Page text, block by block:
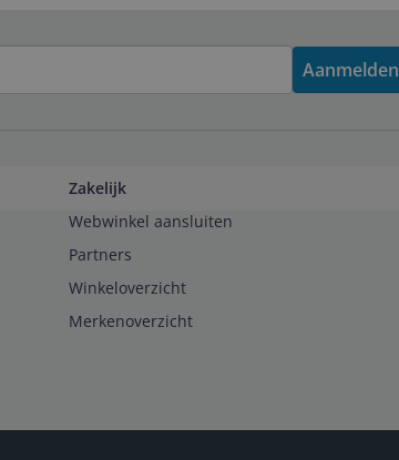
Aanmelden
Zakelijk
Webwinkel aansluiten
Partners
Winkeloverzicht
Merkenoverzicht